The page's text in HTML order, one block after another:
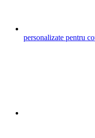
personalizate pentru